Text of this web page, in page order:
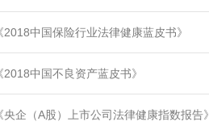
《2018中国保险行业法律健康蓝皮书》
《2018中国不良资产蓝皮书》
《央企（A股）上市公司法律健康指数报告》